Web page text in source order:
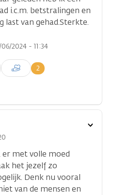
i.c.m. betstralingen en
last van gehad.Sterkte.
2024 - 11:34
2
te
er met volle moed
het jezelf zo
Denk nu vooral
van de mensen en
Toon